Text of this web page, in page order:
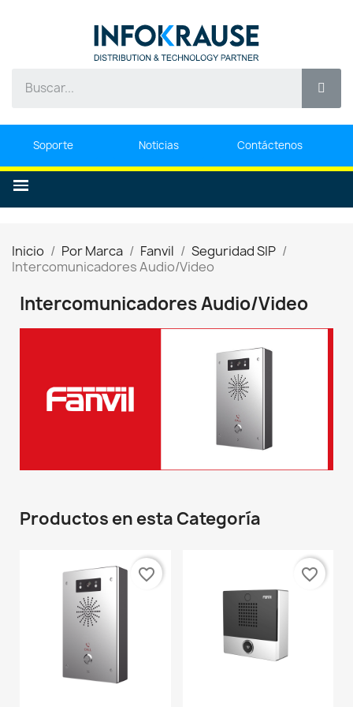
Soporte Noticias Contáctenos
Inicio Por Marca Fanvil
Seguridad SIP
Intercomunicadores Audio/Video
Intercomunicadores Audio/Video
Productos en esta Categoría
favorite_border favorite_border